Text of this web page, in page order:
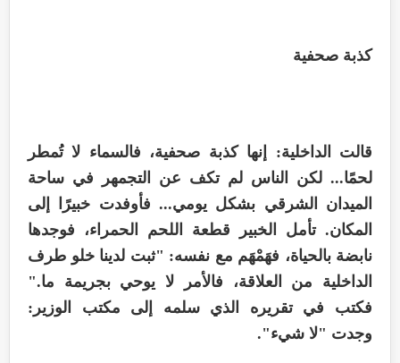
كذبة صحفية
قالت الداخلية: إنها كذبة صحفية، فالسماء لا تُمطر
لحمًا... لكن الناس لم تكف عن التجمهر في ساحة
الميدان الشرقي بشكل يومي... فأوفدت خبيرًا إلى
المكان. تأمل الخبير قطعة اللحم الحمراء، فوجدها
نابضة بالحياة، فهَمْهَم مع نفسه: "ثبت لدينا خلو طرف
الداخلية من العلاقة، فالأمر لا يوحي بجريمة ما."
فكتب في تقريره الذي سلمه إلى مكتب الوزير:
وجدت "لا شيء".